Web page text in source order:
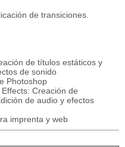
de transiciones.
de títulos estáticos y
de sonido
Photoshop
Creación de
de audio y efectos
imprenta y web